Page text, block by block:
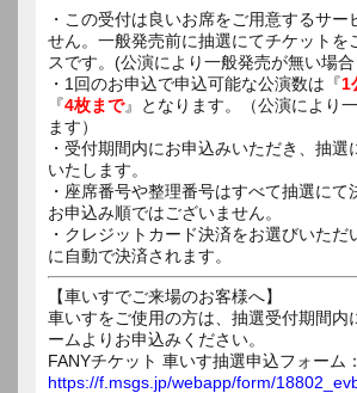
・この受付は良いお席をご用意するサー
せん。一般発売前に抽選にてチケットを
スです。(公演により一般発売が無い場合
・1回のお申込で申込可能な公演数は『1
『4枚まで』となります。（公演により
ます）
・受付期間内にお申込みいただき、抽選
いたします。
・座席番号や整理番号はすべて抽選にて
お申込み順ではございません。
・クレジットカード決済をお選びいただ
に自動で決済されます。
【車いすでご来場のお客様へ】
車いすをご使用の方は、抽選受付期間内
ームよりお申込みください。
FANYチケット 車いす抽選申込フォーム：
https://f.msgs.jp/webapp/form/